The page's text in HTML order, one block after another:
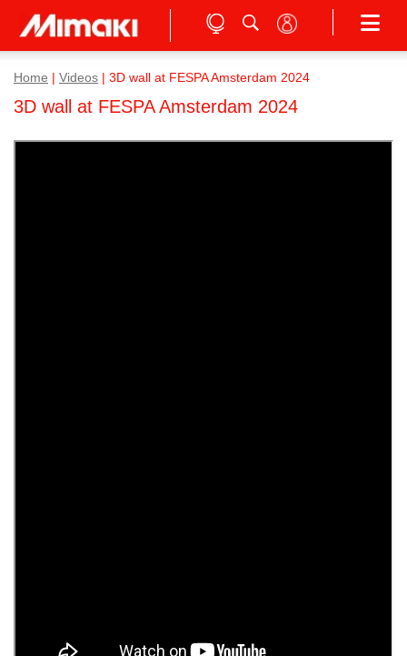
Home Videos 3D wall at FESPA Amsterdam 2024
3D wall at FESPA Amsterdam 2024